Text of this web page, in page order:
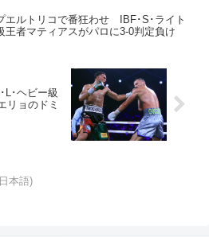
エルトリコで番狂わせ IBF･S･ライト
王者マティアスがパロに3-0判定負け
L･ヘビー級
ョのドミ
本語)